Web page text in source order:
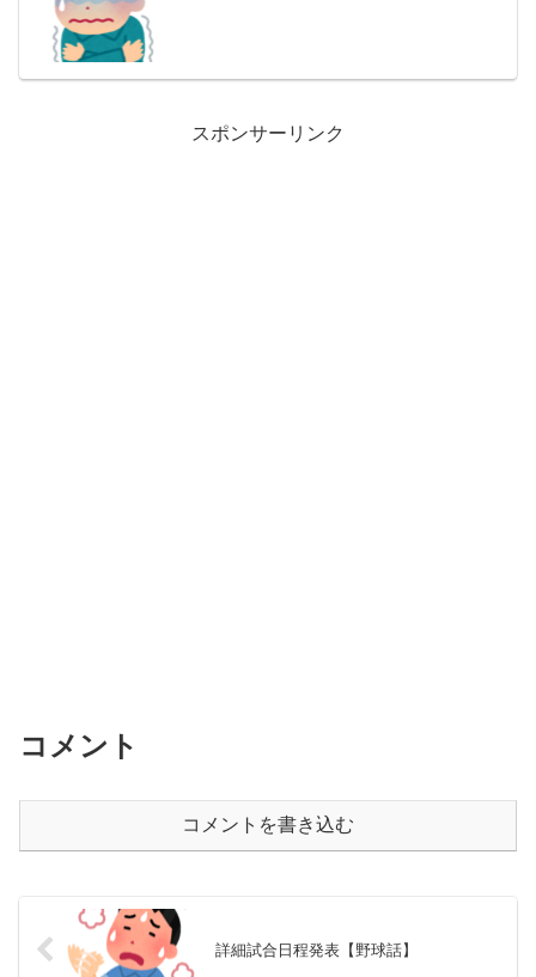
スポンサーリンク
コメント
コメントを書き込む
詳細試合日程発表【野球話】